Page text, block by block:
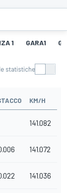
1 GARA1
statistiche
KM/H
141.082
141.072
141.036